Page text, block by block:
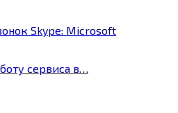
Skype: Microsoft
сервиса в…